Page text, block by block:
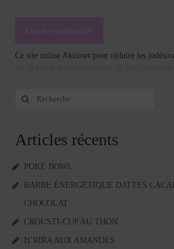
Ce site utilise Akismet pour réduire les
Rechercher
Articles récents
POKE BOWL
BARRE ÉNERGÉTIQUE DATTES
CHOCOLAT
CROUSTI-CUP AU THON
H’RIRA AUX AMANDES